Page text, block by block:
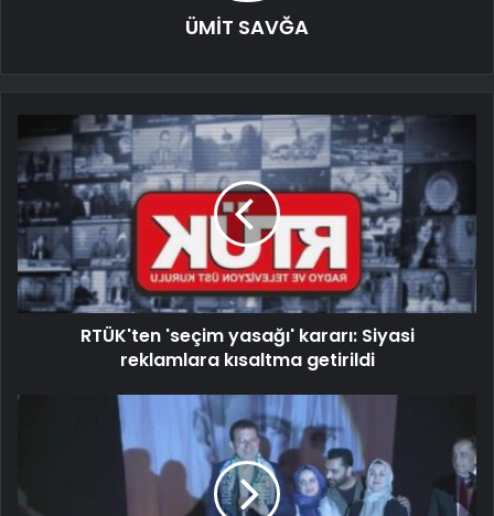
ÜMİT SAVĞA
RTÜK'ten 'seçim yasağı' kararı: Siyasi
reklamlara kısaltma getirildi